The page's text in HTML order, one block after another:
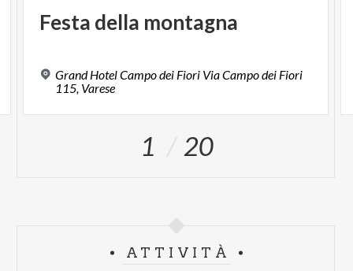
Festa della montagna
Grand Hotel Campo dei Fiori Via Campo dei Fiori
115, Varese
1 20
ATTIVITÀ